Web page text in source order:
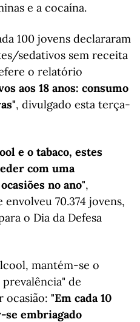
e a cocaína.
100 jovens declararam
sedativos sem receita
o relatório
aos 18 anos: consumo
, divulgado esta terça-
e o tabaco, estes
com uma
no ano",
70.374 jovens,
o Dia da Defesa
mantém-se o
de
ocasião: "Em cada 10
embriagado